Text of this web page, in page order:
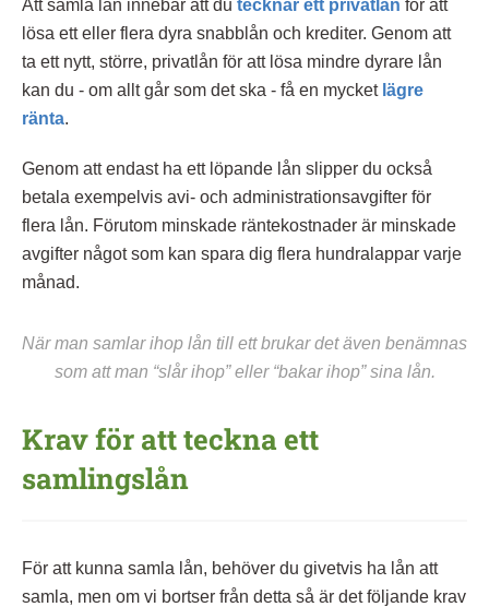
Att samla lån innebär att du tecknar ett privatlån för att
lösa ett eller flera dyra snabblån och krediter. Genom att
ta ett nytt, större, privatlån för att lösa mindre dyrare lån
kan du - om allt går som det ska - få en mycket lägre
ränta.
Genom att endast ha ett löpande lån slipper du också
betala exempelvis avi- och administrationsavgifter för
flera lån. Förutom minskade räntekostnader är minskade
avgifter något som kan spara dig flera hundralappar varje
månad.
När man samlar ihop lån till ett brukar det även benämnas
som att man “slår ihop” eller “bakar ihop” sina lån.
Krav för att teckna ett
samlingslån
För att kunna samla lån, behöver du givetvis ha lån att
samla, men om vi bortser från detta så är det följande krav